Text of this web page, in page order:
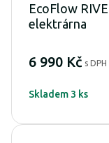
EcoFlow
elektrárna
6 990 Kč s DPH
Skladem 3 ks